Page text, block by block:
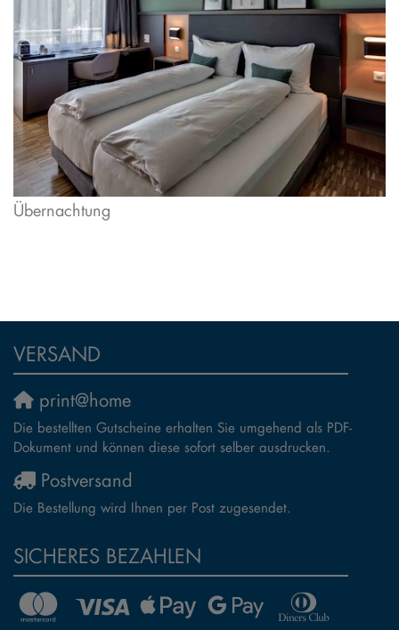
Übernachtung
VERSAND
print@home
Die bestellten Gutscheine erhalten Sie umgehend als PDF-
Dokument und können diese sofort selber ausdrucken.
Postversand
Die Bestellung wird Ihnen per Post zugesendet.
SICHERES BEZAHLEN